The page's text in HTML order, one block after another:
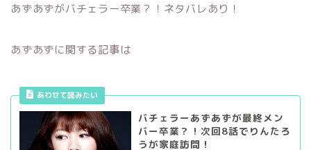
あずあずがバチェラー卒業？！ネタバレあり！
あずあずに関する記事は
あわせて読みたい
バチェラーあずあずが最終メン
バー卒業？！次回8話でりんたろ
うが家庭訪問！